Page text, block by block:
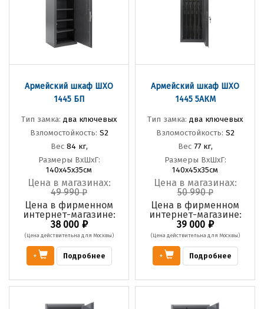
Армейский шкаф ШХО
1445 БП
Тип замка: два ключевых
Взломостойкость: S2
Вес 84 кг,
Размеры ВхШхГ:
140х45х35см
Цена в магазинах:
49 990₽
Цена в фирменном
интернет-магазине:
38 000₽
(Цена действительна для Москвы)
+ Подробнее
Армейский шкаф ШХО
1445 5АКМ
Тип замка: два ключевых
Взломостойкость: S2
Вес 77 кг,
Размеры ВхШхГ:
140х45х35см
Цена в магазинах:
50 990₽
Цена в фирменном
интернет-магазине:
39 000₽
(Цена действительна для Москвы)
+ Подробнее